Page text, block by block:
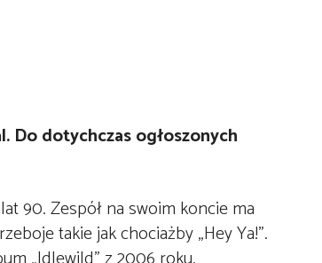
Do dotychczas ogłoszonych
90. Zespół na swoim koncie ma
takie jak chociażby „Hey Ya!”.